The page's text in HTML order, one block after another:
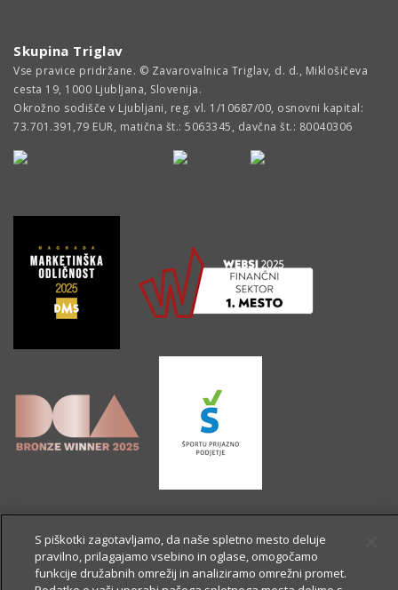
Skupina Triglav
Vse pravice pridržane. © Zavarovalnica Triglav, d. d., Miklošičeva
cesta 19, 1000 Ljubljana, Slovenija.
Okrožno sodišče v Ljubljani, reg. vl. 1/10687/00, osnovni kapital:
73.701.391,79 EUR, matična št.: 5063345, davčna št.: 80040306
S piškotki zagotavljamo, da naše spletno mesto deluje
pravilno, prilagajamo vsebino in oglase, omogočamo
funkcije družabnih omrežij in analiziramo omrežni promet.